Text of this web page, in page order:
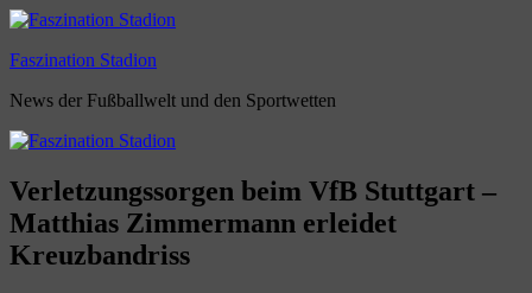
Zum
springen
Faszination Stadion
News der Fußballwelt und den Sportwetten
Verletzungssorgen beim VfB Stuttgart –
Matthias Zimmermann erleidet
Kreuzbandriss